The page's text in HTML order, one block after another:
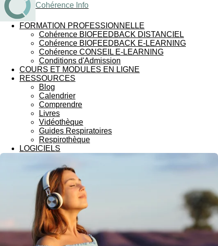
Cohérence Info
FORMATION PROFESSIONNELLE
Cohérence BIOFEEDBACK DISTANCIEL
Cohérence BIOFEEDBACK E-LEARNING
Cohérence CONSEIL E-LEARNING
Conditions d'Admission
COURS ET MODULES EN LIGNE
RESSOURCES
Blog
Calendrier
Comprendre
Livres
Vidéothèque
Guides Respiratoires
Respirothèque
LOGICIELS